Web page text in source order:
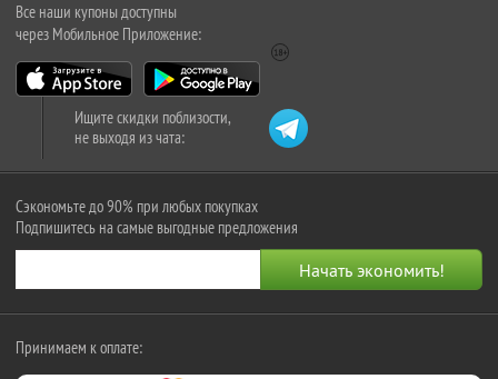
Все наши купоны доступны
через Мобильное Приложение:
Ищите скидки поблизости,
не выходя из чата:
Сэкономьте до 90% при любых покупках
Подпишитесь на самые выгодные предложения
Принимаем к оплате: